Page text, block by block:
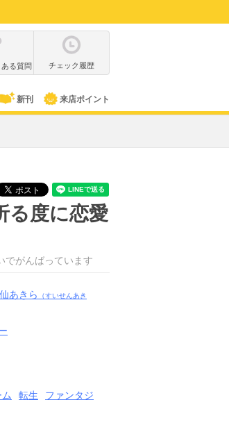
る質問 チェック履歴
新刊 来店ポイント
る度に恋愛
でがんばっています
あきら
（すいせんあき
転生
ファンタジ